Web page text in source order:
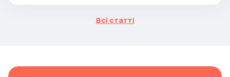
Всі статті